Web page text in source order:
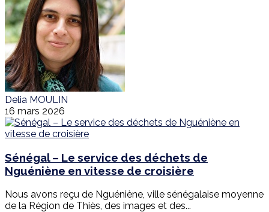
Delia MOULIN
16 mars 2026
Sénégal – Le service des déchets de
Nguéniène en vitesse de croisière
Nous avons reçu de Nguéniène, ville sénégalaise moyenne
de la Région de Thiès, des images et des...